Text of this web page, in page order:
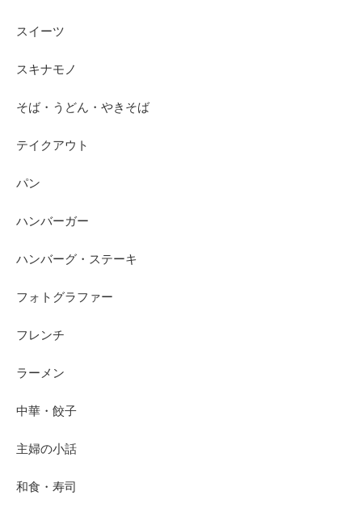
スイーツ
スキナモノ
そば・うどん・やきそば
テイクアウト
パン
ハンバーガー
ハンバーグ・ステーキ
フォトグラファー
フレンチ
ラーメン
中華・餃子
主婦の小話
和食・寿司